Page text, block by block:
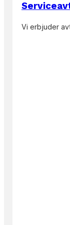
Läs mer
Vi erbjuder